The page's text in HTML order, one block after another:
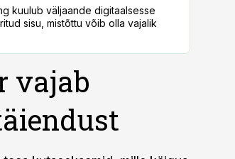
kuulub väljaande digitaalsesse
sisu, mistõttu võib olla vajalik
vajab